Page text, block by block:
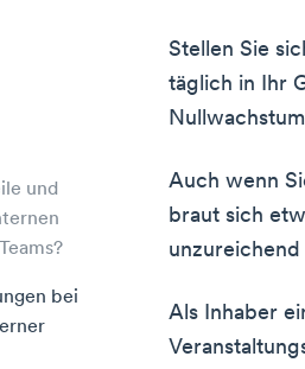
und
bei
Stellen Sie
täglich in Ihr
Auch wenn
braut sich
unzureichend
Als Inhaber